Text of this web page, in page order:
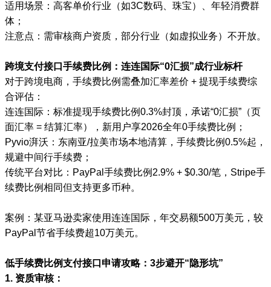
适用场景：高客单价行业（如3C数码、珠宝）、年轻消费群
体；
注意点：需审核商户资质，部分行业（如虚拟业务）不开放。
跨境支付接口手续费比例：连连国际“0汇损”成行业标杆
对于跨境电商，手续费比例需叠加汇率差价 + 提现手续费综
合评估：
连连国际：标准提现手续费比例0.3%封顶，承诺“0汇损”（页
面汇率 = 结算汇率），新用户享2026全年0手续费比例；
Pyvio湃沃：东南亚/拉美市场本地清算，手续费比例0.5%起，
规避中间行手续费；
传统平台对比：PayPal手续费比例2.9% + $0.30/笔，Stripe手
续费比例相同但支持更多币种。
案例：某亚马逊卖家使用连连国际，年交易额500万美元，较
PayPal节省手续费超10万美元。
低手续费比例支付接口申请攻略：3步避开“隐形坑”
1. 资质审核：